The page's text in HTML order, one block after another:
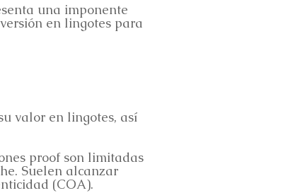
una imponente
en lingotes para
valor en lingotes, así
proof son limitadas
Suelen alcanzar
(COA).